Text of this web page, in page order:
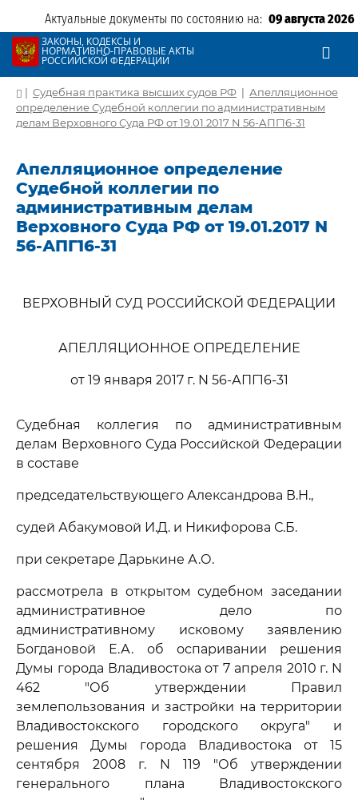
Актуальные документы по состоянию на: 09 августа 2026
ЗАКОНЫ, КОДЕКСЫ И
НОРМАТИВНО-ПРАВОВЫЕ АКТЫ
РОССИЙСКОЙ ФЕДЕРАЦИИ
| Судебная практика высших судов РФ | Апелляционное
определение Судебной коллегии по административным
делам Верховного Суда РФ от 19.01.2017 N 56-АПГ16-31
Апелляционное определение
Судебной коллегии по
административным делам
Верховного Суда РФ от 19.01.2017 N
56-АПГ16-31
ВЕРХОВНЫЙ СУД РОССИЙСКОЙ ФЕДЕРАЦИИ
АПЕЛЛЯЦИОННОЕ ОПРЕДЕЛЕНИЕ
от 19 января 2017 г. N 56-АПГ16-31
Судебная коллегия по административным
делам Верховного Суда Российской Федерации
в составе
председательствующего Александрова В.Н.,
судей Абакумовой И.Д. и Никифорова С.Б.
при секретаре Дарькине А.О.
рассмотрела в открытом судебном заседании
административное дело по
административному исковому заявлению
Богдановой Е.А. об оспаривании решения
Думы города Владивостока от 7 апреля 2010 г. N
462 "Об утверждении Правил
землепользования и застройки на территории
Владивостокского городского округа" и
решения Думы города Владивостока от 15
сентября 2008 г. N 119 "Об утверждении
генерального плана Владивостокского